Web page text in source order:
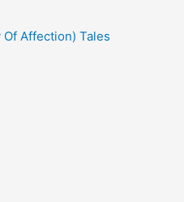
Of Affection) Tales